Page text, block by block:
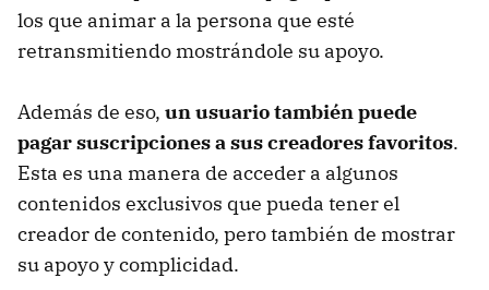
los que animar a la persona que esté
retransmitiendo mostrándole su apoyo.
Además de eso, un usuario también puede
pagar suscripciones a sus creadores favoritos.
Esta es una manera de acceder a algunos
contenidos exclusivos que pueda tener el
creador de contenido, pero también de mostrar
su apoyo y complicidad.